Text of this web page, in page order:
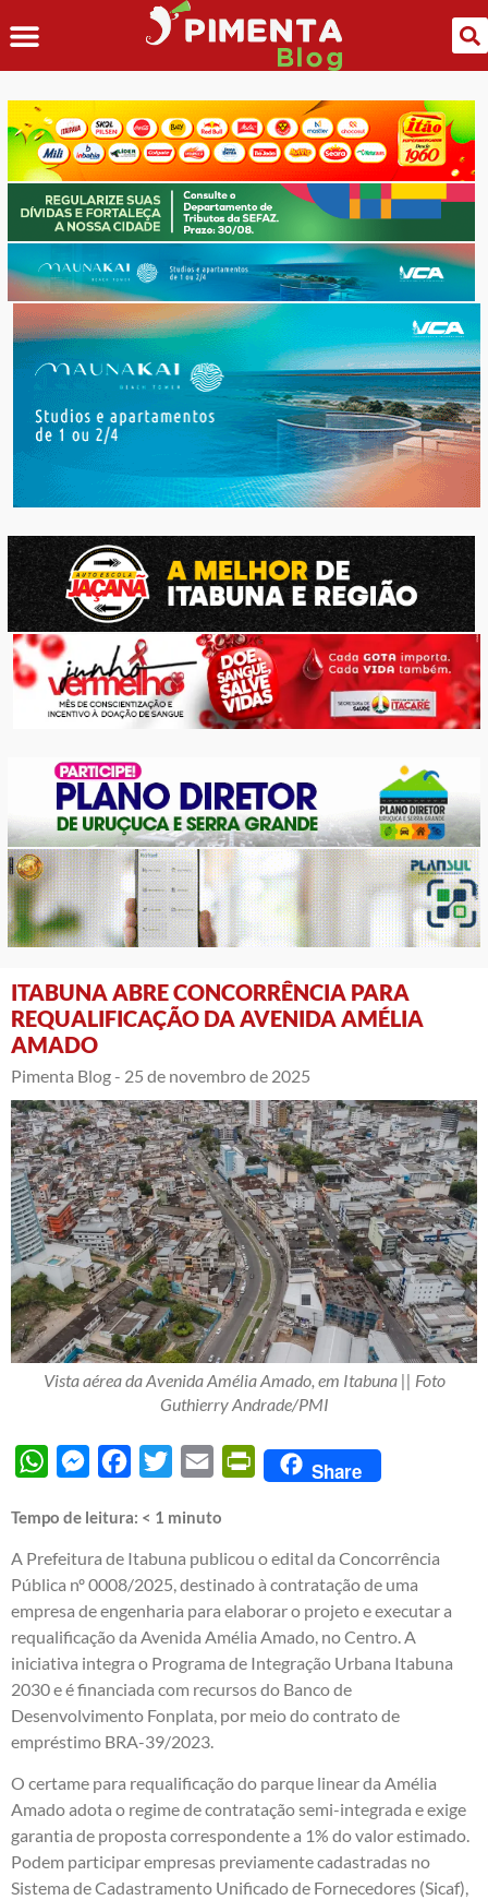
ITABUNA ABRE CONCORRÊNCIA PARA
REQUALIFICAÇÃO DA AVENIDA AMÉLIA
AMADO
Pimenta Blog - 25 de novembro de 2025
Vista aérea da Avenida Amélia Amado, em Itabuna || Foto
Guthierry Andrade/PMI
WhatsAppMessengerFacebook
Twitter Email PrintFriendly
Share
Tempo de leitura: < 1 minuto
A Prefeitura de Itabuna publicou o edital da Concorrência
Pública nº 0008/2025, destinado à contratação de uma
empresa de engenharia para elaborar o projeto e executar a
requalificação da Avenida Amélia Amado, no Centro. A
iniciativa integra o Programa de Integração Urbana Itabuna
2030 e é financiada com recursos do Banco de
Desenvolvimento Fonplata, por meio do contrato de
empréstimo BRA-39/2023.
O certame para requalificação do parque linear da Amélia
Amado adota o regime de contratação semi-integrada e exige
garantia de proposta correspondente a 1% do valor estimado.
Podem participar empresas previamente cadastradas no
Sistema de Cadastramento Unificado de Fornecedores (Sicaf),